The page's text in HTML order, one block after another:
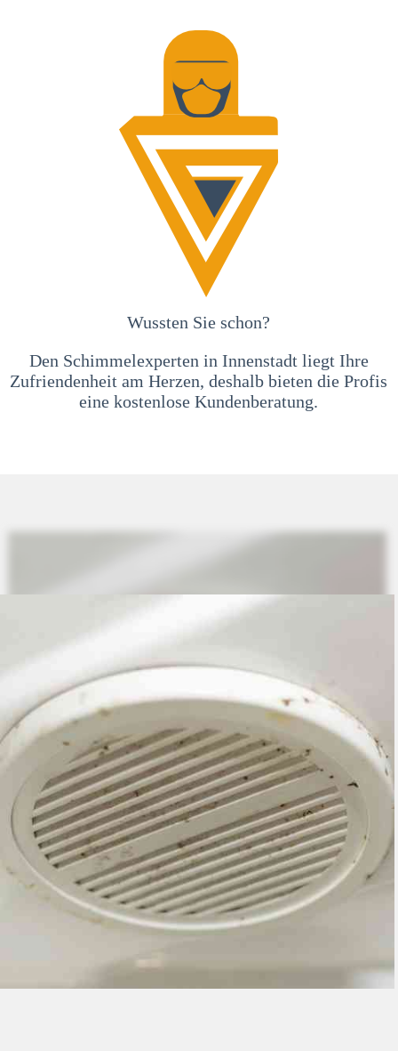
Wussten Sie schon?
Den Schimmelexperten in Innenstadt liegt Ihre
Zufriendenheit am Herzen, deshalb bieten die Profis
eine kostenlose Kundenberatung.